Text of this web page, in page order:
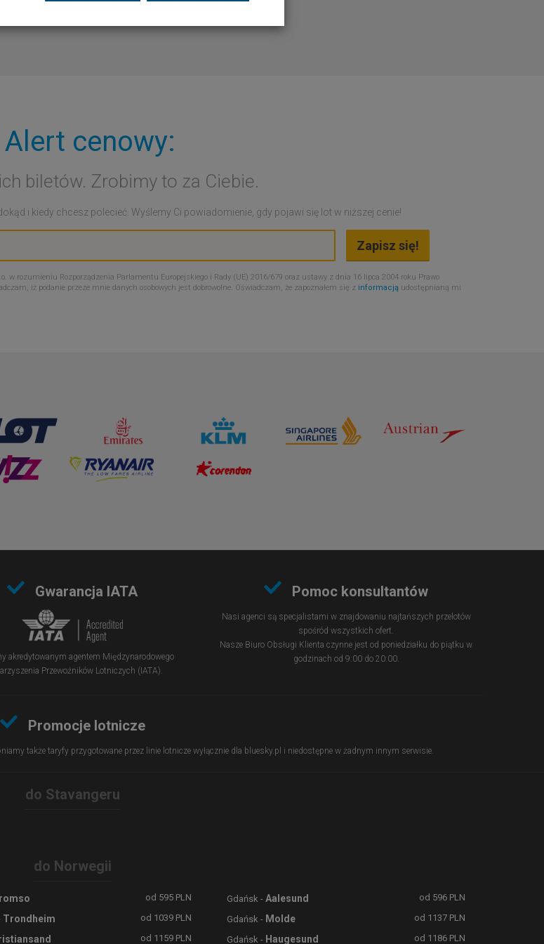
Alert cenowy:
biletów. Zrobimy to za Ciebie.
i kiedy chcesz polecieć. Wyślemy Ci powiadomienie, gdy pojawi się lot w niższej cenie!
w rozumieniu Rozporządzenia Parlamentu Europejskiego i Rady (UE) 2016/679 oraz ustawy z dnia 16 lipca 2004 roku Prawo
iż podanie przeze mnie danych osobowych jest dobrowolne. Oświadczam, że zapoznałem się z informacją udostępnianą mi
Gwarancja IATA
akredytowanym agentem Międzynarodowego
Przewoźników Lotniczych (IATA).
Pomoc konsultantów
Nasi agenci są specjalistami w znajdowaniu najtańszych przelotów
spośród wszystkich ofert.
Nasze Biuro Obsługi Klienta czynne jest od poniedziałku do piątku w
godzinach od 9:00 do 20:00.
Promocje lotnicze
także taryfy przygotowane przez linie lotnicze wyłącznie dla bluesky.pl i niedostępne w żadnym innym serwisie.
do Stavangeru
do Norwegii
od 595 PLN Gdańsk - Aalesund od 596 PLN
Trondheim od 1039 PLN Gdańsk - Molde od 1137 PLN
od 1159 PLN Gdańsk - Haugesund od 1186 PLN